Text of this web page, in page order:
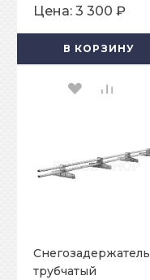
профнастила
Цена: 3 300 ₽
В КОРЗИНУ
Снегозадержатель
трубчатый